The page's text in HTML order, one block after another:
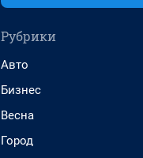
Рубрики
Авто
Бизнес
Весна
Город